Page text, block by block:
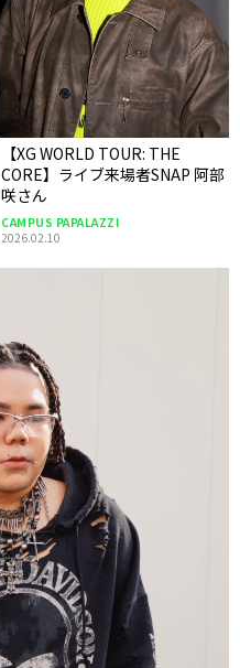
【XG WORLD TOUR: THE
CORE】ライブ来場者SNAP 阿部
咲さん
CAMPUS PAPALAZZI
2026.02.10